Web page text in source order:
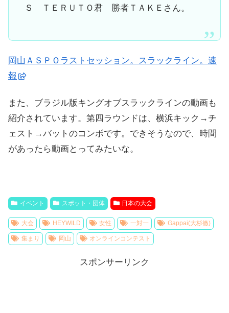
Ｓ ＴＥＲＵＴＯ君 勝者ＴＡＫＥさん。
岡山ＡＳＰＯラストセッション。スラックライン。速
報
また、ブラジル版キングオブスラックラインの動画も
紹介されています。第四ラウンドは、横浜キック→チ
ェスト→バットのコンボです。できそうなので、時間
があったら動画とってみたいな。
イベント スポット・団体 日本の大会
大会 HEYWILD 女性 一対一 Gappai(大杉徹)
集まり 岡山 オンラインコンテスト
スポンサーリンク